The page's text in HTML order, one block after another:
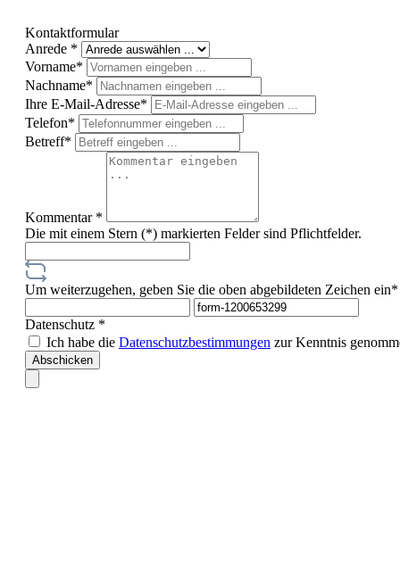
Kontaktformular
Anrede *
Vorname*
Nachname*
Ihre E-Mail-Adresse*
Telefon*
Betreff*
Kommentar *
Die mit einem Stern (*) markierten Felder sind Pflichtfelder.
Um weiterzugehen, geben Sie die oben abgebildeten Zeichen ein*
Datenschutz *
Ich habe die Datenschutzbestimmungen zur Kenntnis
Abschicken